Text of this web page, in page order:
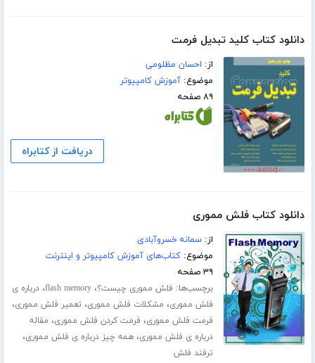
دانلود کتاب کلید تبدیل فرمت
از: احسان مظلومی
موضوع:آموزش کامپیوتر
۸۹ صفحه
دریافت از کتابراه
دانلود کتاب فلش مموری
از:سمانه خسروآبادی
موضوع:کتاب‌های آموزش کامپیوتر و اینترنت
۳۹ صفحه
برچسب‌ها: فلش مموری چیست؟،flash memory،درباره ی
فلش مموری، مشکلات فلش مموری، تعمیر فلش مموری،
فرمت فلش مموری، فرمت کردن فلش مموری، مقاله
درباره ی فلش مموری،همه چیز درباره ی فلش مموری،
ترفند فلش